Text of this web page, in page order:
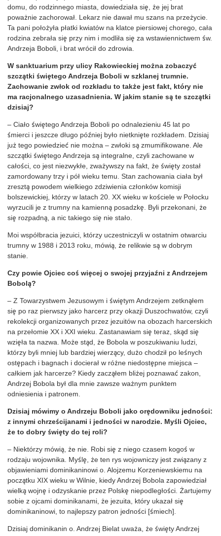
domu, do rodzinnego miasta, dowiedziała się, że jej brat
poważnie zachorował. Lekarz nie dawał mu szans na przeżycie.
Ta pani położyła płatki kwiatów na klatce piersiowej chorego, cała
rodzina zebrała się przy nim i modliła się za wstawiennictwem św.
Andrzeja Boboli, i brat wrócił do zdrowia.
W sanktuarium przy ulicy Rakowieckiej można zobaczyć
szczątki świętego Andrzeja Boboli w szklanej trumnie.
Zachowanie zwłok od rozkładu to także jest fakt, który nie
ma racjonalnego uzasadnienia. W jakim stanie są te szczątki
dzisiaj?
– Ciało świętego Andrzeja Boboli po odnalezieniu 45 lat po
śmierci i jeszcze długo później było nietknięte rozkładem. Dzisiaj
już tego powiedzieć nie można – zwłoki są zmumifikowane. Ale
szczątki świętego Andrzeja są integralne, czyli zachowane w
całości, co jest niezwykłe, zważywszy na fakt, że święty został
zamordowany trzy i pół wieku temu. Stan zachowania ciała był
zresztą powodem wielkiego zdziwienia członków komisji
bolszewickiej, którzy w latach 20. XX wieku w kościele w Połocku
wyrzucili je z trumny na kamienną posadzkę. Byli przekonani, że
się rozpadną, a nic takiego się nie stało.
Moi współbracia jezuici, którzy uczestniczyli w ostatnim otwarciu
trumny w 1988 i 2013 roku, mówią, że relikwie są w dobrym
stanie.
Czy powie Ojciec coś więcej o swojej przyjaźni z Andrzejem
Bobolą?
– Z Towarzystwem Jezusowym i świętym Andrzejem zetknąłem
się po raz pierwszy jako harcerz przy okazji Duszochwatów, czyli
rekolekcji organizowanych przez jezuitów na obozach harcerskich
na przełomie XX i XXI wieku. Zastanawiam się teraz, skąd się
wzięła ta nazwa. Może stąd, że Bobola w poszukiwaniu ludzi,
którzy byli mniej lub bardziej wierzący, dużo chodził po leśnych
ostępach i bagnach i docierał w różne niedostępne miejsca –
całkiem jak harcerze? Kiedy zacząłem bliżej poznawać zakon,
Andrzej Bobola był dla mnie zawsze ważnym punktem
odniesienia i patronem.
Dzisiaj mówimy o Andrzeju Boboli jako orędowniku jedności:
z innymi chrześcijanami i jedności w narodzie. Myśli Ojciec,
że to dobry święty do tej roli?
– Niektórzy mówią, że nie. Robi się z niego czasem kogoś w
rodzaju wojownika. Myślę, że ten rys wojowniczy jest związany z
objawieniami dominikaninowi o. Alojzemu Korzeniewskiemu na
początku XIX wieku w Wilnie, kiedy Andrzej Bobola zapowiedział
wielką wojnę i odzyskanie przez Polskę niepodległości. Żartujemy
sobie z ojcami dominikanami, że jezuita, który ukazał się
dominikaninowi, to najlepszy patron jedności [śmiech].
Dzisiaj dominikanin o. Andrzej Bielat uważa, że święty Andrzej